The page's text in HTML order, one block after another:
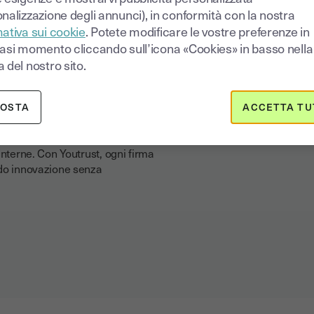
conformità rimane
responsabile delle
obblighi da rispettare e le
nuove soluzioni in modo
innovative, puoi anche
accordo di riservatezza,
Con Youtrust, ogni firma
innovazione senza
degli annunci), in conformità con la nostra
sui cookie. Potete modificare le vostre preferenze in
momento cliccando sull’icona «Cookies» in basso nella
del nostro sito.
ACCETTA